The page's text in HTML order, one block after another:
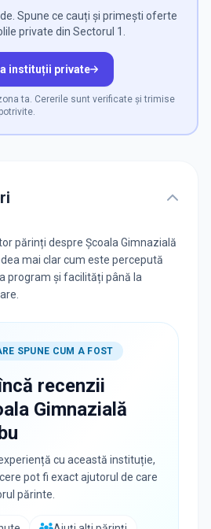
Spune ce cauți și primești oferte
private din Sectorul 1.
instituții private
ta. Cererile sunt verificate și trimise
părinți despre Școala Gimnazială
mai clar cum este percepută
program și facilități până la
SPUNE CUM A FOST
recenzii
Gimnazială
cu această instituție,
pot fi exact ajutorul de care
părinte.